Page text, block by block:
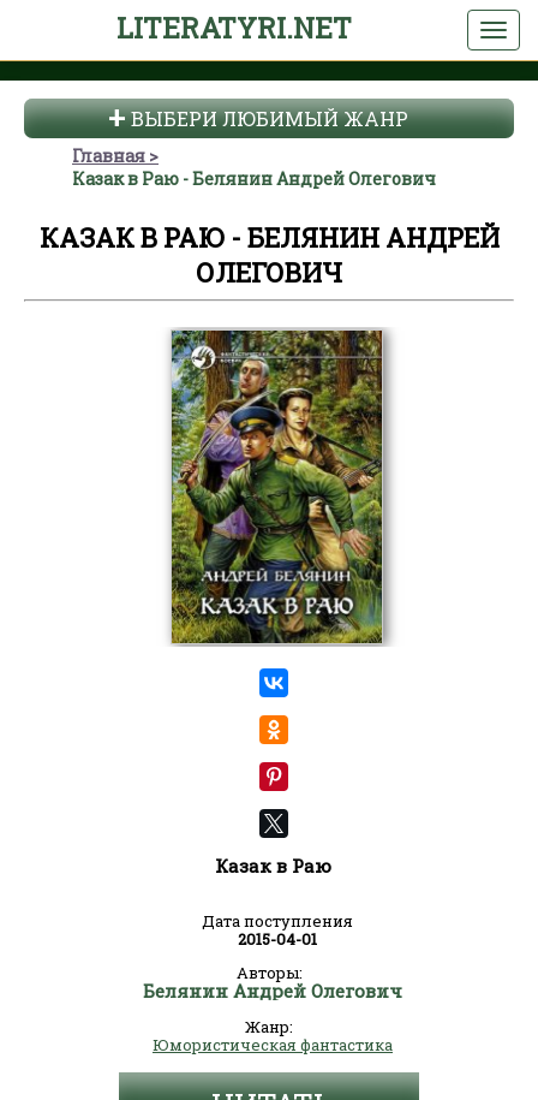
LITERATYRI.NET
ВЫБЕРИ ЛЮБИМЫЙ ЖАНР
Главная
Казак в Раю - Белянин Андрей Олегович
КАЗАК В РАЮ - БЕЛЯНИН АНДРЕЙ
ОЛЕГОВИЧ
Казак в Раю
Дата поступления
2015-04-01
Авторы:
Белянин Андрей Олегович
Жанр:
Юмористическая фантастика